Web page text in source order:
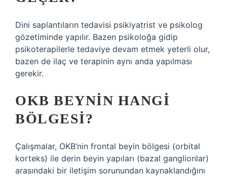
Dini saplantıların tedavisi psikiyatrist ve psikolog
gözetiminde yapılır. Bazen psikoloğa gidip
psikoterapilerle tedaviye devam etmek yeterli olur,
bazen de ilaç ve terapinin aynı anda yapılması
gerekir.
OKB BEYNIN HANGI
BÖLGESI?
Çalışmalar, OKB’nin frontal beyin bölgesi (orbital
korteks) ile derin beyin yapıları (bazal ganglionlar)
arasındaki bir iletişim sorunundan kaynaklandığını